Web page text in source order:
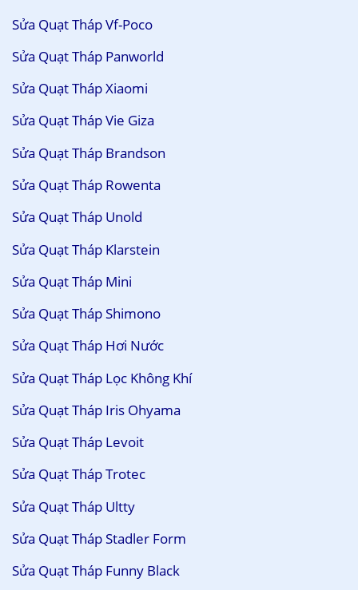
Sửa Quạt Tháp Vf-Poco
Sửa Quạt Tháp Panworld
Sửa Quạt Tháp Xiaomi
Sửa Quạt Tháp Vie Giza
Sửa Quạt Tháp Brandson
Sửa Quạt Tháp Rowenta
Sửa Quạt Tháp Unold
Sửa Quạt Tháp Klarstein
Sửa Quạt Tháp Mini
Sửa Quạt Tháp Shimono
Sửa Quạt Tháp Hơi Nước
Sửa Quạt Tháp Lọc Không Khí
Sửa Quạt Tháp Iris Ohyama
Sửa Quạt Tháp Levoit
Sửa Quạt Tháp Trotec
Sửa Quạt Tháp Ultty
Sửa Quạt Tháp Stadler Form
Sửa Quạt Tháp Funny Black